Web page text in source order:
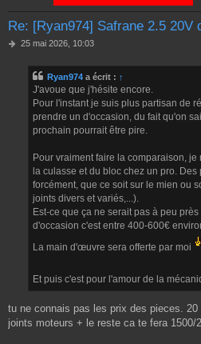
Re: [Ryan974] Safrane 2.5 20V
M
25 mai 2026, 10:03
Ryan974 a écrit : ↑
J'avoue que j'hésite encore.
Pour l'instant je suis plus partisan de
prendre un d'occasion, du fait qu'on
prochain pourrait être pire.
Pour vraiment faire la comparaison,
la culasse et du bloc chez un pro.
forcément, que ce soit sur le mien ou
joints divers et variés,...).
Est-ce que ça ne serait pas à peu
d'occasion c'est entre 400-600€
La main d'œuvre sera offerte par moi
Et puis c'est pour l'amour de la
tu ne connais pas les prix des pieces.
joints moteurs + le reste ca te fera 1500/